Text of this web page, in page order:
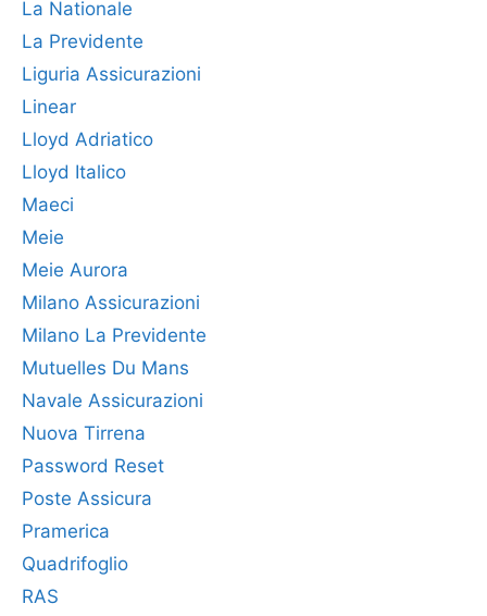
La Nationale
La Previdente
Liguria Assicurazioni
Linear
Lloyd Adriatico
Lloyd Italico
Maeci
Meie
Meie Aurora
Milano Assicurazioni
Milano La Previdente
Mutuelles Du Mans
Navale Assicurazioni
Nuova Tirrena
Password Reset
Poste Assicura
Pramerica
Quadrifoglio
RAS